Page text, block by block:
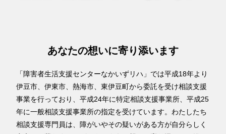
あなたの想いに寄り添います
「障害者生活支援センターなかいずリハ」では平成18年より
伊豆市、伊東市、熱海市、東伊豆町から委託を受け相談支援
事業を行っており、平成24年に特定相談支援事業所、平成25
年に一般相談支援事業所の指定を受けています。わたしたち
相談支援専門員は、障がいやその疑いがある方が自分らしく